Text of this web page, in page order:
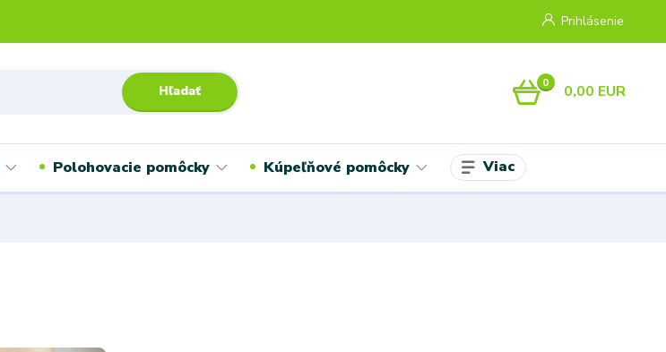
Prihlásenie
Hľadať 0 0,00 EUR
Polohovacie pomôcky Kúpeľňové pomôcky Viac